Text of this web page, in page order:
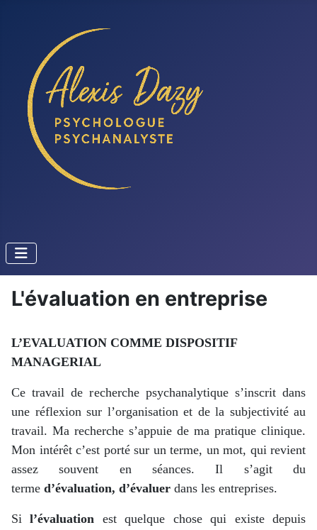
L'évaluation en entreprise
L’EVALUATION COMME DISPOSITIF
MANAGERIAL
Ce travail de recherche psychanalytique s’inscrit dans
une réflexion sur l’organisation et de la subjectivité au
travail. Ma recherche s’appuie de ma pratique clinique.
Mon intérêt c’est porté sur un terme, un mot, qui revient
assez souvent en séances. Il s’agit du
terme d’évaluation, d’évaluer dans les entreprises.
Sil’évaluation est quelque chose qui existe depuis